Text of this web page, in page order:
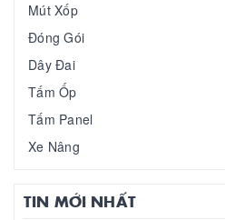
Mút Xốp
Đóng Gói
Dây Đai
Tấm Ốp
Tấm Panel
Xe Nâng
TIN MỚI NHẤT